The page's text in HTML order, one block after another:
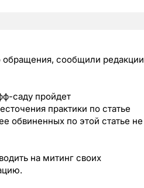
обращения, сообщили редакции
саду пройдет
практики по статье
обвиненных по этой статье не
на митинг своих